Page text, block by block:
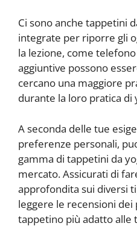
Ci sono anche tappetini
integrate per riporre gli
la lezione, come
aggiuntive possono
cercano una maggiore
durante la loro pratica di
A seconda delle tue
preferenze personali,
gamma di tappetini da
mercato. Assicurati di
approfondita sui diversi
leggere le recensioni
tappetino più adatto alle